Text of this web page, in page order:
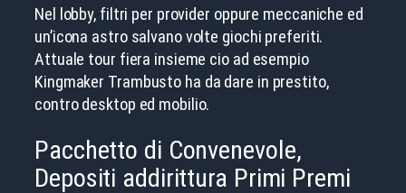
Nel lobby, filtri per provider oppure meccaniche ed
un’icona astro salvano volte giochi preferiti.
Attuale tour fiera insieme cio ad esempio
Kingmaker Trambusto ha da dare in prestito,
contro desktop ed mobilio.
Pacchetto di Convenevole,
Depositi addirittura Primi Premi